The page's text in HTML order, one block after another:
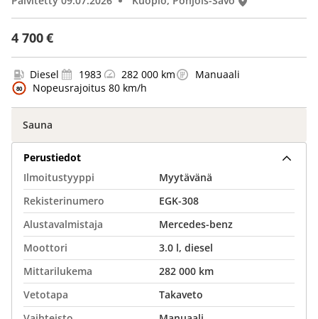
4 700 €
Diesel 1983 282 000 km
Manuaali
Nopeusrajoitus 80 km/h
Sauna
Perustiedot
Ilmoitustyyppi
Myytävänä
Rekisterinumero
EGK-308
Alustavalmistaja
Mercedes-benz
Moottori
3.0 l, diesel
Mittarilukema
282 000 km
Vetotapa
Takaveto